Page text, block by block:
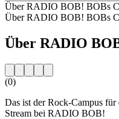
Über RADIO BOB! BOBs
Über RADIO BOB! BOBs
Über RADIO
(0)
Das ist der Rock-Campus
Stream bei RADIO BOB!